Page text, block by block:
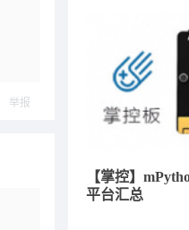
举报
【掌控】
平台汇总